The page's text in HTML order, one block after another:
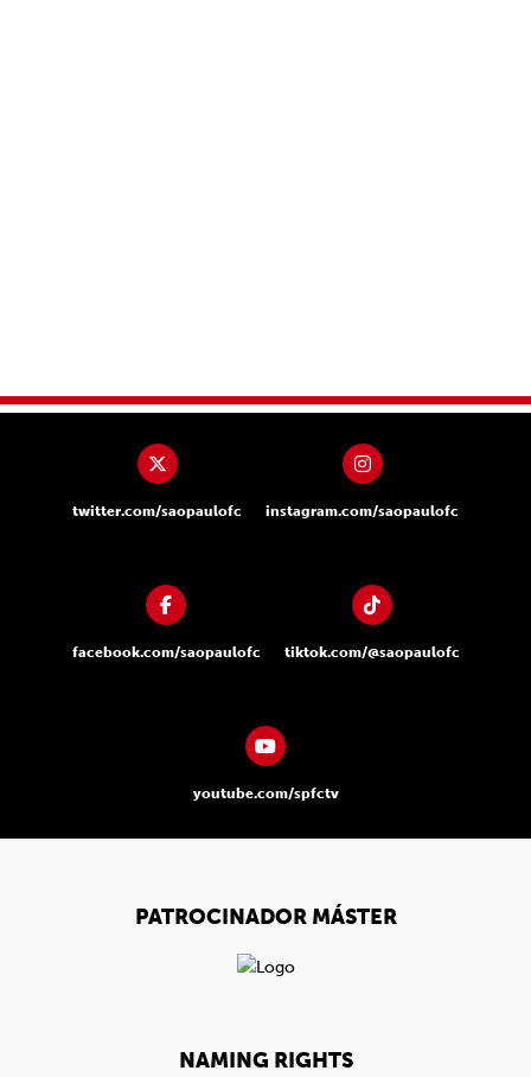
twitter.com/saopaulofc instagram.com/saopaulofc
facebook.com/saopaulofc tiktok.com/@saopaulofc
youtube.com/spfctv
PATROCINADOR MÁSTER
NAMING RIGHTS